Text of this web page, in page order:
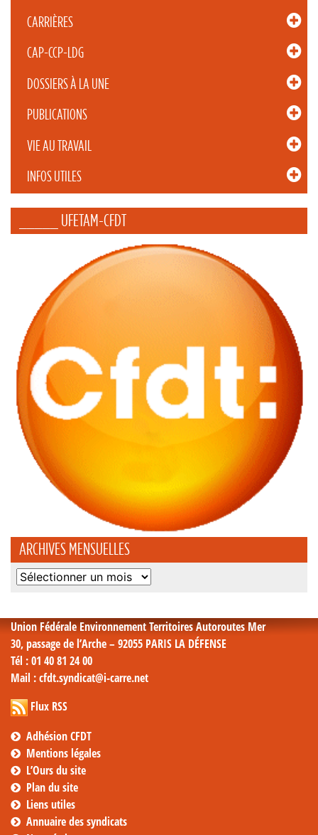
CARRIÈRES
CAP-CCP-LDG
DOSSIERS À LA UNE
PUBLICATIONS
VIE AU TRAVAIL
INFOS UTILES
_____ UFETAM-CFDT
ARCHIVES MENSUELLES
Archives
Union Fédérale Environnement Territoires Autoroutes Mer
30, passage de l’Arche – 92055 PARIS LA DÉFENSE
Tél : 01 40 81 24 00
Mail : cfdt.syndicat@i-carre.net
Flux RSS
Adhésion CFDT
Mentions légales
L’Ours du site
Plan du site
Liens utiles
Annuaire des syndicats